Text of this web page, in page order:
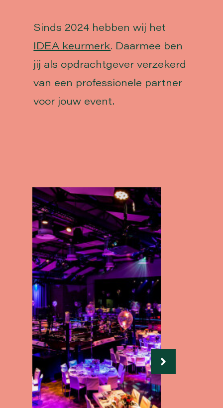
Sinds 2024 hebben wij het
IDEA keurmerk. Daarmee ben
jij als opdrachtgever verzekerd
van een professionele partner
voor jouw event.